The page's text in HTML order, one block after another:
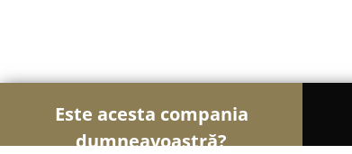
Este acesta compania
dumneavoastră?